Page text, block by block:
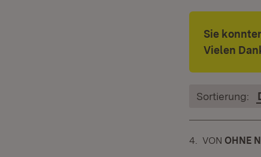
Sie
Vielen
Sortierung:
4. KOMMENTAR
VON :OHNE